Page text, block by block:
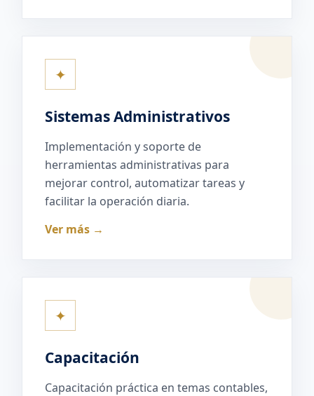
✦
Sistemas Administrativos
Implementación y soporte de
herramientas administrativas para
mejorar control, automatizar tareas y
facilitar la operación diaria.
Ver más →
✦
Capacitación
Capacitación práctica en temas contables,